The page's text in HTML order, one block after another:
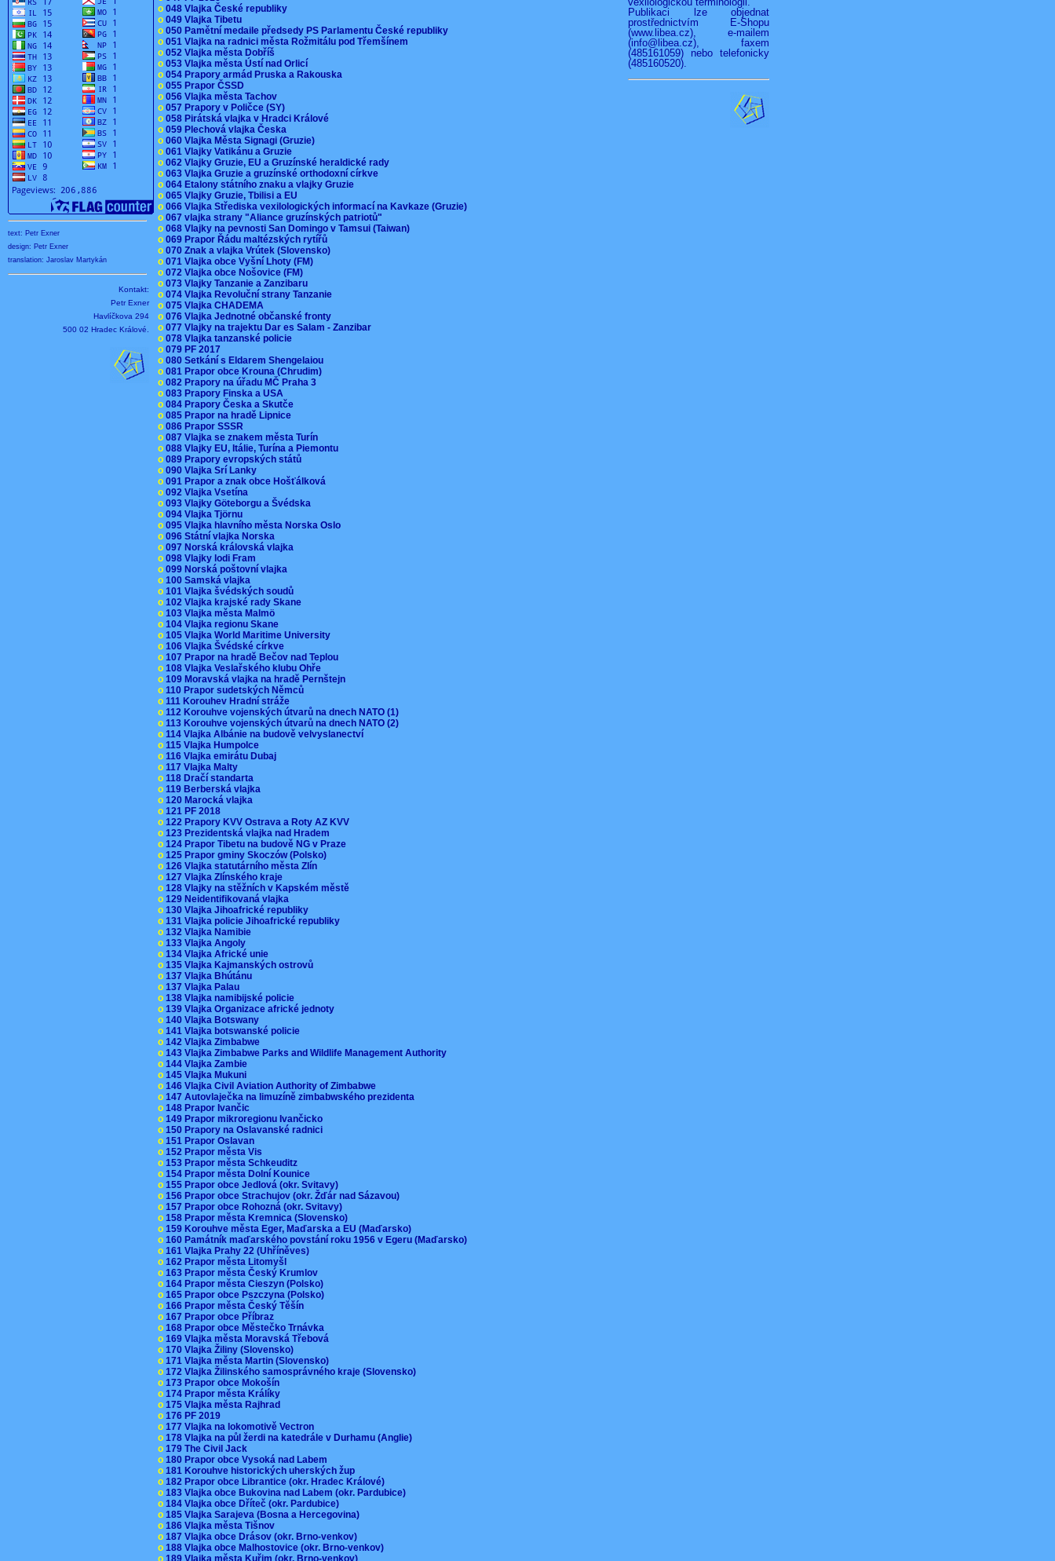
text: Petr Exner
design: Petr Exner
translation: Jaroslav Martykán
Kontakt:
Petr Exner
Havlíčkova 294
500 02 Hradec Králové.
o 048 Vlajka České republiky
o 049 Vlajka Tibetu
o 050 Pamětní medaile předsedy PS Parlamentu České republiky
o 051 Vlajka na radnici města Rožmitálu pod Třemšínem
o 052 Vlajka města Dobříš
o 053 Vlajka města Ústí nad Orlicí
o 054 Prapory armád Pruska a Rakouska
o 055 Prapor ČSSD
o 056 Vlajka města Tachov
o 057 Prapory v Poličce (SY)
o 058 Pirátská vlajka v Hradci Králové
o 059 Plechová vlajka Česka
o 060 Vlajka Města Signagi (Gruzie)
o 061 Vlajky Vatikánu a Gruzie
o 062 Vlajky Gruzie, EU a Gruzínské heraldické rady
o 063 Vlajka Gruzie a gruzínské orthodoxní církve
o 064 Etalony státního znaku a vlajky Gruzie
o 065 Vlajky Gruzie, Tbilisi a EU
o 066 Vlajka Střediska vexilologických informací na Kavkaze (Gruzie)
o 067 vlajka strany "Aliance gruzínských patriotů"
o 068 Vlajky na pevnosti San Domingo v Tamsui (Taiwan)
o 069 Prapor Řádu maltézských rytířů
o 070 Znak a vlajka Vrútek (Slovensko)
o 071 Vlajka obce Vyšní Lhoty (FM)
o 072 Vlajka obce Nošovice (FM)
o 073 Vlajky Tanzanie a Zanzibaru
o 074 Vlajka Revoluční strany Tanzanie
o 075 Vlajka CHADEMA
o 076 Vlajka Jednotné občanské fronty
o 077 Vlajky na trajektu Dar es Salam - Zanzibar
o 078 Vlajka tanzanské policie
o 079 PF 2017
o 080 Setkání s Eldarem Shengelaiou
o 081 Prapor obce Krouna (Chrudim)
o 082 Prapory na úřadu MČ Praha 3
o 083 Prapory Finska a USA
o 084 Prapory Česka a Skutče
o 085 Prapor na hradě Lipnice
o 086 Prapor SSSR
o 087 Vlajka se znakem města Turín
o 088 Vlajky EU, Itálie, Turína a Piemontu
o 089 Prapory evropských států
o 090 Vlajka Srí Lanky
o 091 Prapor a znak obce Hošťálková
o 092 Vlajka Vsetína
o 093 Vlajky Göteborgu a Švédska
o 094 Vlajka Tjörnu
o 095 Vlajka hlavního města Norska Oslo
o 096 Státní vlajka Norska
o 097 Norská královská vlajka
o 098 Vlajky lodi Fram
o 099 Norská poštovní vlajka
o 100 Samská vlajka
o 101 Vlajka švédských soudů
o 102 Vlajka krajské rady Skane
o 103 Vlajka města Malmö
o 104 Vlajka regionu Skane
o 105 Vlajka World Maritime University
o 106 Vlajka Švédské církve
o 107 Prapor na hradě Bečov nad Teplou
o 108 Vlajka Veslařského klubu Ohře
o 109 Moravská vlajka na hradě Pernštejn
o 110 Prapor sudetských Němců
o 111 Korouhev Hradní stráže
o 112 Korouhve vojenských útvarů na dnech NATO (1)
o 113 Korouhve vojenských útvarů na dnech NATO (2)
o 114 Vlajka Albánie na budově velvyslanectví
o 115 Vlajka Humpolce
o 116 Vlajka emirátu Dubaj
o 117 Vlajka Malty
o 118 Dračí standarta
o 119 Berberská vlajka
o 120 Marocká vlajka
o 121 PF 2018
o 122 Prapory KVV Ostrava a Roty AZ KVV
o 123 Prezidentská vlajka nad Hradem
o 124 Prapor Tibetu na budově NG v Praze
o 125 Prapor gminy Skoczów (Polsko)
o 126 Vlajka statutárního města Zlín
o 127 Vlajka Zlínského kraje
o 128 Vlajky na stěžních v Kapském městě
o 129 Neidentifikovaná vlajka
o 130 Vlajka Jihoafrické republiky
o 131 Vlajka policie Jihoafrické republiky
o 132 Vlajka Namibie
o 133 Vlajka Angoly
o 134 Vlajka Africké unie
o 135 Vlajka Kajmanských ostrovů
o 137 Vlajka Bhútánu
o 137 Vlajka Palau
o 138 Vlajka namibijské policie
o 139 Vlajka Organizace africké jednoty
o 140 Vlajka Botswany
o 141 Vlajka botswanské policie
o 142 Vlajka Zimbabwe
o 143 Vlajka Zimbabwe Parks and Wildlife Management Authority
o 144 Vlajka Zambie
o 145 Vlajka Mukuni
o 146 Vlajka Civil Aviation Authority of Zimbabwe
o 147 Autovlaječka na limuzíně zimbabwského prezidenta
o 148 Prapor Ivančic
o 149 Prapor mikroregionu Ivančicko
o 150 Prapory na Oslavanské radnici
o 151 Prapor Oslavan
o 152 Prapor města Vis
o 153 Prapor města Schkeuditz
o 154 Prapor města Dolní Kounice
o 155 Prapor obce Jedlová (okr. Svitavy)
o 156 Prapor obce Strachujov (okr. Žďár nad Sázavou)
o 157 Prapor obce Rohozná (okr. Svitavy)
o 158 Prapor města Kremnica (Slovensko)
o 159 Korouhve města Eger, Maďarska a EU (Maďarsko)
o 160 Památník maďarského povstání roku 1956 v Egeru (Maďarsko)
o 161 Vlajka Prahy 22 (Uhříněves)
o 162 Prapor města Litomyšl
o 163 Prapor města Český Krumlov
o 164 Prapor města Cieszyn (Polsko)
o 165 Prapor obce Pszczyna (Polsko)
o 166 Prapor města Český Těšín
o 167 Prapor obce Příbraz
o 168 Prapor obce Městečko Trnávka
o 169 Vlajka města Moravská Třebová
o 170 Vlajka Žiliny (Slovensko)
o 171 Vlajka města Martin (Slovensko)
o 172 Vlajka Žilinského samosprávného kraje (Slovensko)
o 173 Prapor obce Mokošín
o 174 Prapor města Králíky
o 175 Vlajka města Rajhrad
o 176 PF 2019
o 177 Vlajka na lokomotivě Vectron
o 178 Vlajka na půl žerdi na katedrále v Durhamu (Anglie)
o 179 The Civil Jack
o 180 Prapor obce Vysoká nad Labem
o 181 Korouhve historických uherských žup
o 182 Prapor obce Librantice (okr. Hradec Králové)
o 183 Vlajka obce Bukovina nad Labem (okr. Pardubice)
o 184 Vlajka obce Dříteč (okr. Pardubice)
o 185 Vlajka Sarajeva (Bosna a Hercegovina)
o 186 Vlajka města Tišnov
o 187 Vlajka obce Drásov (okr. Brno-venkov)
o 188 Vlajka obce Malhostovice (okr. Brno-venkov)
o 189 Vlajka města Kuřim (okr. Brno-venkov)
Publikaci lze objednat
prostřednictvím E-Shopu
(www.libea.cz), e-mailem
(info@libea.cz), faxem
(485161059) nebo telefonicky
(485160520).